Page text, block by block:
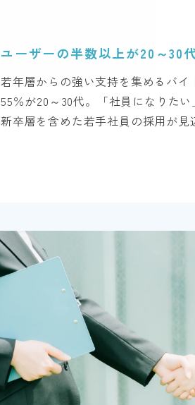
ユーザーの半数以上が20～30
若年層からの強い支持を集めるバイ
55％が20～30代。「社員になりた
新卒層を含めた若手社員の採用が見